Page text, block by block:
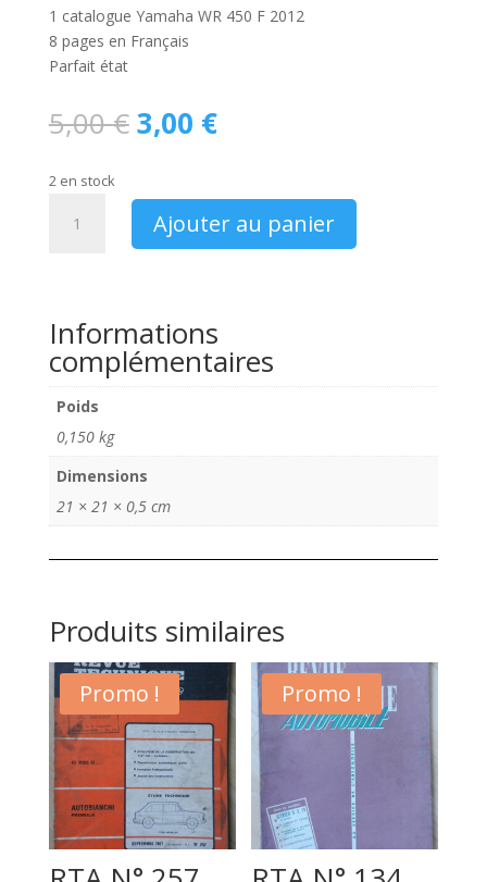
1 catalogue Yamaha WR 450 F 2012
8 pages en Français
Parfait état
5,00€ Le
prix
était :
5,00 €.
3,00 €Le
prix
est :
3,00 €.
2 en stock
WR450F
Ajouter au panier
Informations
complémentaires
Poids
0,150 kg
Dimensions
21 × 21 × 0,5 cm
Produits similaires
Promo ! Promo !